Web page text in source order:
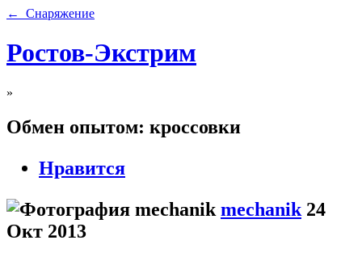
← Снаряжение
Ростов-Экстрим
»
Обмен опытом: кроссовки
Нравится
mechanik 24
Окт 2013